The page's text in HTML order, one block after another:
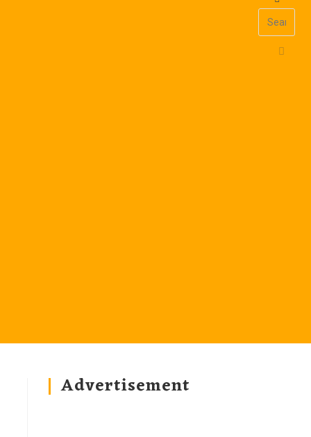
Advertisement